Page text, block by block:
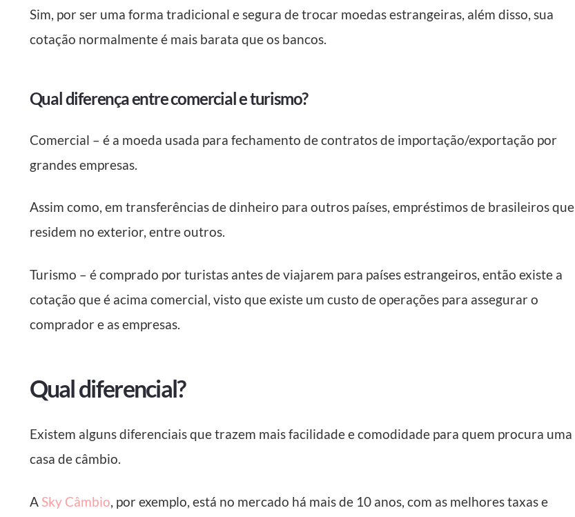
Sim, por ser uma forma tradicional e segura de trocar moedas estrangeiras, além disso, sua
cotação normalmente é mais barata que os bancos.
Qual diferença entre comercial e turismo?
Comercial – é a moeda usada para fechamento de contratos de importação/exportação por
grandes empresas.
Assim como, em transferências de dinheiro para outros países, empréstimos de brasileiros que
residem no exterior, entre outros.
Turismo – é comprado por turistas antes de viajarem para países estrangeiros, então existe a
cotação que é acima comercial, visto que existe um custo de operações para assegurar o
comprador e as empresas.
Qual diferencial?
Existem alguns diferenciais que trazem mais facilidade e comodidade para quem procura uma
casa de câmbio.
ASky Câmbio, por exemplo, está no mercado há mais de 10 anos, com as melhores taxas e